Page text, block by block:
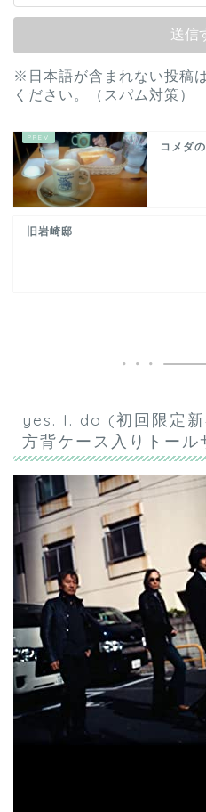
※日本語が含まれない投稿
ください。（スパム対策）
コメダ
旧岩崎邸
yes. I. do (初回限定
方背ケース入りトール